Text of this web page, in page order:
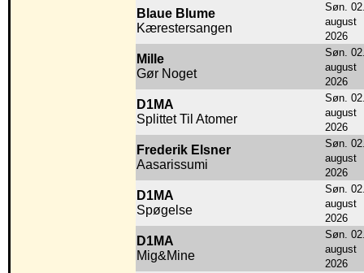
Blaue Blume
Kærestersangen
Søn.
august
2026
Mille
Gør Noget
Søn.
august
2026
D1MA
Splittet Til Atomer
Søn.
august
2026
Frederik Elsner
Aasarissumi
Søn.
august
2026
D1MA
Spøgelse
Søn.
august
2026
D1MA
Mig&Mine
Søn.
august
2026